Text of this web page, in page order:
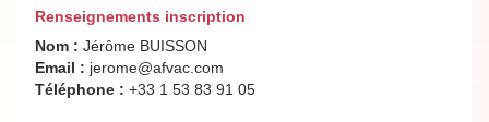
Renseignements inscription
Nom : Jérôme BUISSON
Email : jerome@afvac.com
Téléphone : +33 1 53 83 91 05